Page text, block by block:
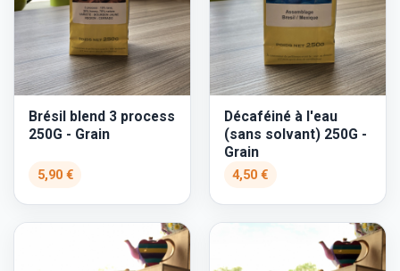
Brésil blend 3 process
250G - Grain
5,90 €
Décaféiné à l'eau
(sans solvant) 250G -
Grain
4,50 €